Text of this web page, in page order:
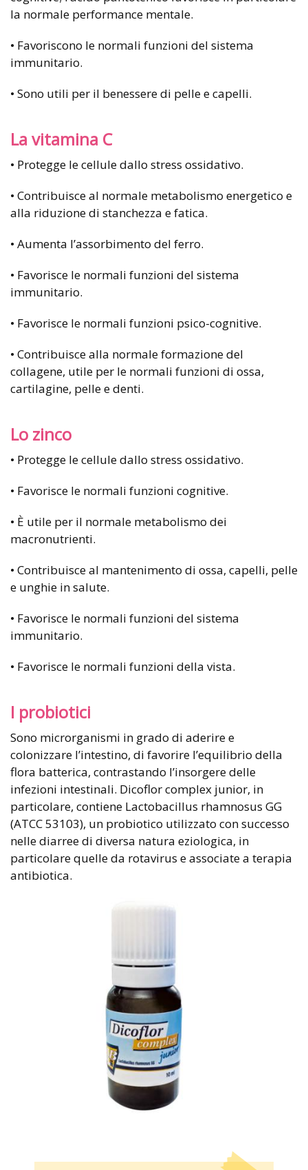
la normale performance mentale.
• Favoriscono le normali funzioni del sistema
immunitario.
• Sono utili per il benessere di pelle e capelli.
La vitamina C
• Protegge le cellule dallo stress ossidativo.
• Contribuisce al normale metabolismo energetico e
alla riduzione di stanchezza e fatica.
• Aumenta l’assorbimento del ferro.
• Favorisce le normali funzioni del sistema
immunitario.
• Favorisce le normali funzioni psico-cognitive.
• Contribuisce alla normale formazione del
collagene, utile per le normali funzioni di ossa,
cartilagine, pelle e denti.
Lo zinco
• Protegge le cellule dallo stress ossidativo.
• Favorisce le normali funzioni cognitive.
• È utile per il normale metabolismo dei
macronutrienti.
• Contribuisce al mantenimento di ossa, capelli, pelle
e unghie in salute.
• Favorisce le normali funzioni del sistema
immunitario.
• Favorisce le normali funzioni della vista.
I probiotici
Sono microrganismi in grado di aderire e
colonizzare l’intestino, di favorire l’equilibrio della
flora batterica, contrastando l’insorgere delle
infezioni intestinali. Dicoflor complex junior, in
particolare, contiene Lactobacillus rhamnosus GG
(ATCC 53103), un probiotico utilizzato con successo
nelle diarree di diversa natura eziologica, in
particolare quelle da rotavirus e associate a terapia
antibiotica.